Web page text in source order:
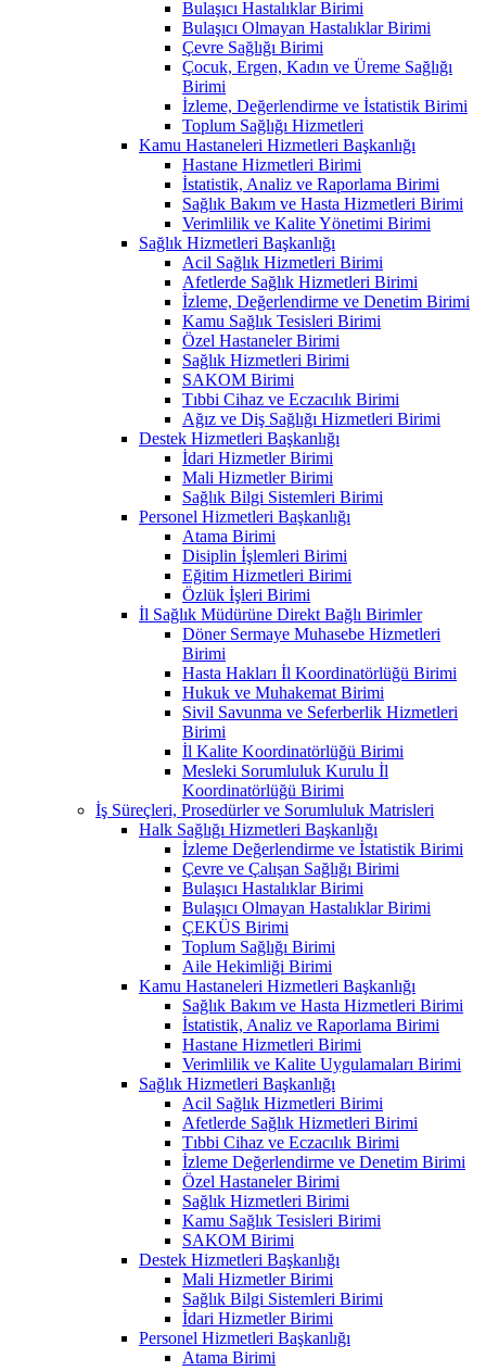
Bulaşıcı Hastalıklar Birimi
Bulaşıcı Olmayan Hastalıklar Birimi
Çevre Sağlığı Birimi
Çocuk, Ergen, Kadın ve Üreme Sağlığı
Birimi
İzleme, Değerlendirme ve İstatistik Birimi
Toplum Sağlığı Hizmetleri
Kamu Hastaneleri Hizmetleri Başkanlığı
Hastane Hizmetleri Birimi
İstatistik, Analiz ve Raporlama Birimi
Sağlık Bakım ve Hasta Hizmetleri Birimi
Verimlilik ve Kalite Yönetimi Birimi
Sağlık Hizmetleri Başkanlığı
Acil Sağlık Hizmetleri Birimi
Afetlerde Sağlık Hizmetleri Birimi
İzleme, Değerlendirme ve Denetim Birimi
Kamu Sağlık Tesisleri Birimi
Özel Hastaneler Birimi
Sağlık Hizmetleri Birimi
SAKOM Birimi
Tıbbi Cihaz ve Eczacılık Birimi
Ağız ve Diş Sağlığı Hizmetleri Birimi
Destek Hizmetleri Başkanlığı
İdari Hizmetler Birimi
Mali Hizmetler Birimi
Sağlık Bilgi Sistemleri Birimi
Personel Hizmetleri Başkanlığı
Atama Birimi
Disiplin İşlemleri Birimi
Eğitim Hizmetleri Birimi
Özlük İşleri Birimi
İl Sağlık Müdürüne Direkt Bağlı Birimler
Döner Sermaye Muhasebe Hizmetleri
Birimi
Hasta Hakları İl Koordinatörlüğü Birimi
Hukuk ve Muhakemat Birimi
Sivil Savunma ve Seferberlik Hizmetleri
Birimi
İl Kalite Koordinatörlüğü Birimi
Mesleki Sorumluluk Kurulu İl
Koordinatörlüğü Birimi
İş Süreçleri, Prosedürler ve Sorumluluk Matrisleri
Halk Sağlığı Hizmetleri Başkanlığı
İzleme Değerlendirme ve İstatistik Birimi
Çevre ve Çalışan Sağlığı Birimi
Bulaşıcı Hastalıklar Birimi
Bulaşıcı Olmayan Hastalıklar Birimi
ÇEKÜS Birimi
Toplum Sağlığı Birimi
Aile Hekimliği Birimi
Kamu Hastaneleri Hizmetleri Başkanlığı
Sağlık Bakım ve Hasta Hizmetleri Birimi
İstatistik, Analiz ve Raporlama Birimi
Hastane Hizmetleri Birimi
Verimlilik ve Kalite Uygulamaları Birimi
Sağlık Hizmetleri Başkanlığı
Acil Sağlık Hizmetleri Birimi
Afetlerde Sağlık Hizmetleri Birimi
Tıbbi Cihaz ve Eczacılık Birimi
İzleme Değerlendirme ve Denetim Birimi
Özel Hastaneler Birimi
Sağlık Hizmetleri Birimi
Kamu Sağlık Tesisleri Birimi
SAKOM Birimi
Destek Hizmetleri Başkanlığı
Mali Hizmetler Birimi
Sağlık Bilgi Sistemleri Birimi
İdari Hizmetler Birimi
Personel Hizmetleri Başkanlığı
Atama Birimi